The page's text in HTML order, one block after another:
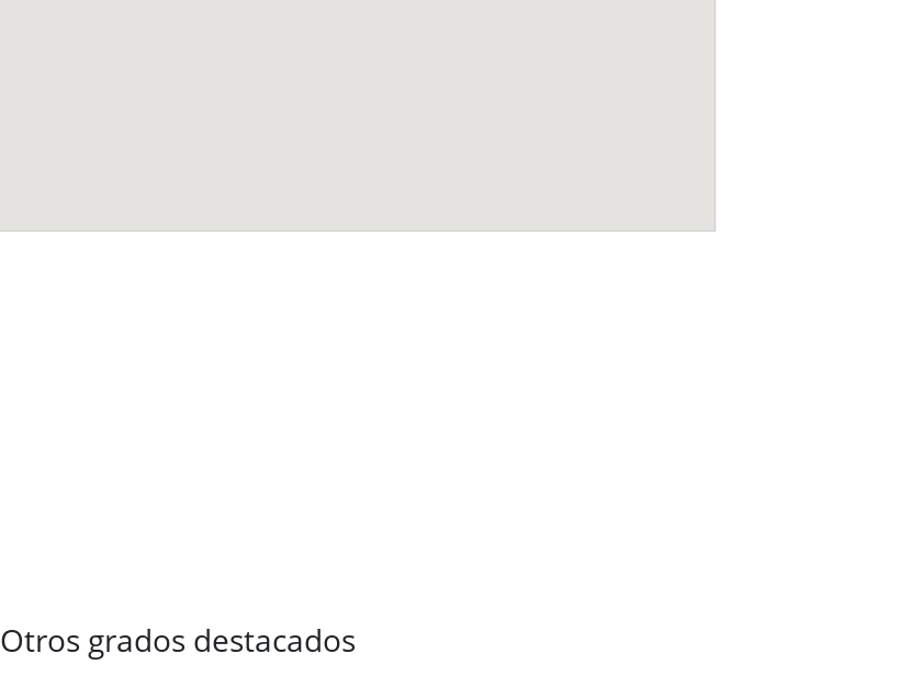
Otros grados destacados